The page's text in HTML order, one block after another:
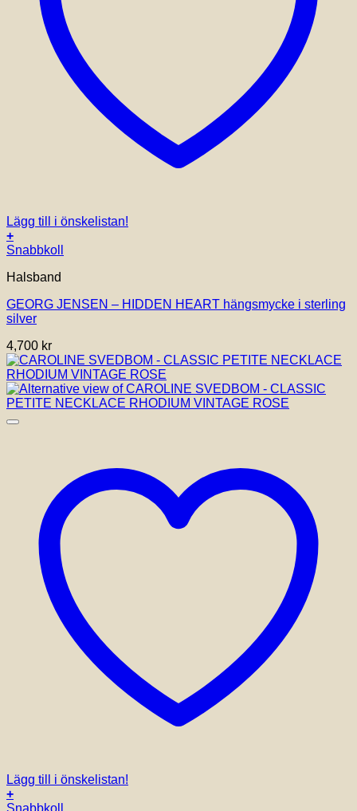
Lägg till i önskelistan!
+
Snabbkoll
Halsband
GEORG JENSEN – HIDDEN HEART hängsmycke i sterling
silver
4,700 kr
Lägg till i önskelistan!
+